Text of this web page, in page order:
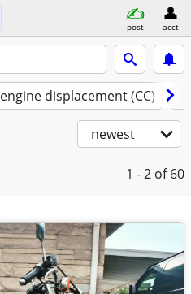
post acct
engine displacement (CC)
newest
1 - 2 of 60